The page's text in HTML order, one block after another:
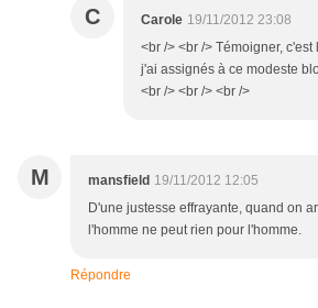
C Carole 19/11/2012 23:08
<br /> <br /> Témoigner,
j'ai assignés à ce modeste
<br /> <br /> <br />
M mansfield 19/11/2012 12:05
D'une justesse effrayante, quand on
l'homme ne peut rien pour l'homme.
Répondre